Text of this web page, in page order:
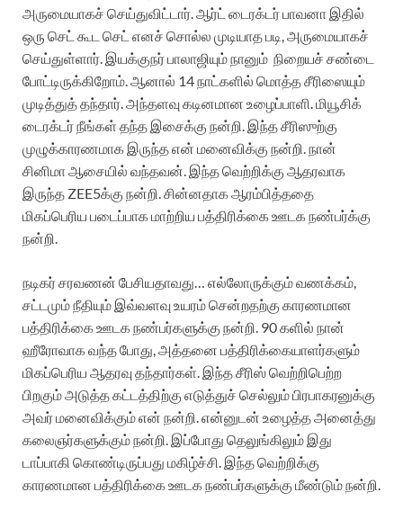
அருமையாகச் செய்துவிட்டார். ஆர்ட் டைரக்டர் பாவனா இதில்
ஒரு செட் கூட செட் எனச் சொல்ல முடியாத படி, அருமையாகச்
செய்துள்ளார். இயக்குநர் பாலாஜியும் நானும் நிறையச் சண்டை
போட்டிருக்கிறோம். ஆனால் 14 நாட்களில் மொத்த சீரிஸையும்
முடித்துத் தந்தார். அந்தளவு கடினமான உழைப்பாளி. மியூசிக்
டைரக்டர் நீங்கள் தந்த இசைக்கு நன்றி. இந்த சீரிஸுற்கு
முழுக்காரணமாக இருந்த என் மனைவிக்கு நன்றி. நான்
சினிமா ஆசையில் வந்தவன். இந்த வெற்றிக்கு ஆதரவாக
இருந்த ZEE5க்கு நன்றி. சின்னதாக ஆரம்பித்ததை
மிகப்பெரிய படைப்பாக மாற்றிய பத்திரிக்கை ஊடக நண்பர்க்கு
நன்றி.
நடிகர் சரவணன் பேசியதாவது… எல்லோருக்கும் வணக்கம்,
சட்டமும் நீதியும் இவ்வளவு உயரம் சென்றதற்கு காரணமான
பத்திரிக்கை ஊடக நண்பர்களுக்கு நன்றி. 90 களில் நான்
ஹீரோவாக வந்த போது, அத்தனை பத்திரிக்கையாளர்களும்
மிகப்பெரிய ஆதரவு தந்தார்கள். இந்த சீரிஸ் வெற்றிபெற்ற
பிறகும் அடுத்த கட்டத்திற்கு எடுத்துச் செல்லும் பிரபாகரனுக்கு
அவர் மனைவிக்கும் என் நன்றி. என்னுடன் உழைத்த அனைத்து
கலைஞர்களுக்கும் நன்றி. இப்போது தெலுங்கிலும் இது
டாப்பாகி கொண்டிருப்பது மகிழ்ச்சி. இந்த வெற்றிக்கு
காரணமான பத்திரிக்கை ஊடக நண்பர்களுக்கு மீண்டும் நன்றி.